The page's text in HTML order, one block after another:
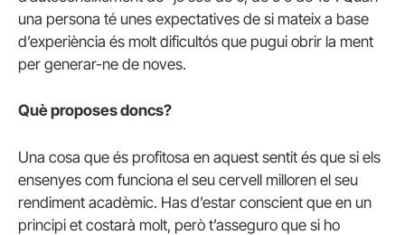
una persona té unes expectatives de si mateix a base
d’experiència és molt dificultós que pugui obrir la ment
per generar-ne de noves.
Què proposes doncs?
Una cosa que és profitosa en aquest sentit és que si els
ensenyes com funciona el seu cervell milloren el seu
rendiment acadèmic. Has d’estar conscient que en un
principi et costarà molt, però t’asseguro que si ho